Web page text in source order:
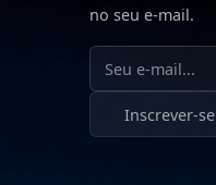
no seu e-mail.
Seu e-mail
Inscrever-se